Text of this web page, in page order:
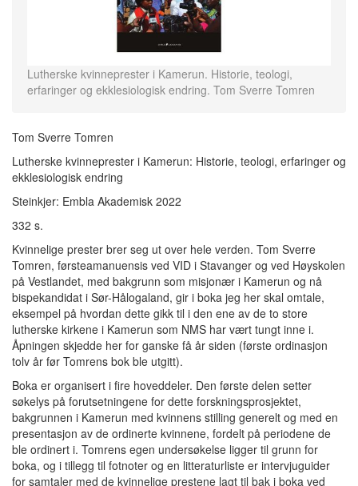
Lutherske kvinneprester i Kamerun. Historie, teologi,
erfaringer og ekklesiologisk endring. Tom Sverre Tomren
Tom Sverre Tomren
Lutherske kvinneprester i Kamerun: Historie, teologi, erfaringer og
ekklesiologisk endring
Steinkjer: Embla Akademisk 2022
332 s.
Kvinnelige prester brer seg ut over hele verden. Tom Sverre
Tomren, førsteamanuensis ved VID i Stavanger og ved Høyskolen
på Vestlandet, med bakgrunn som misjonær i Kamerun og nå
bispekandidat i Sør-Hålogaland, gir i boka jeg her skal omtale,
eksempel på hvordan dette gikk til i den ene av de to store
lutherske kirkene i Kamerun som NMS har vært tungt inne i.
Åpningen skjedde her for ganske få år siden (første ordinasjon
tolv år før Tomrens bok ble utgitt).
Boka er organisert i fire hoveddeler. Den første delen setter
søkelys på forutsetningene for dette forskningsprosjektet,
bakgrunnen i Kamerun med kvinnens stilling generelt og med en
presentasjon av de ordinerte kvinnene, fordelt på periodene de
ble ordinert i. Tomrens egen undersøkelse ligger til grunn for
boka, og i tillegg til fotnoter og en litteraturliste er intervjuguider
for samtaler med de kvinnelige prestene lagt til bak i boka ved